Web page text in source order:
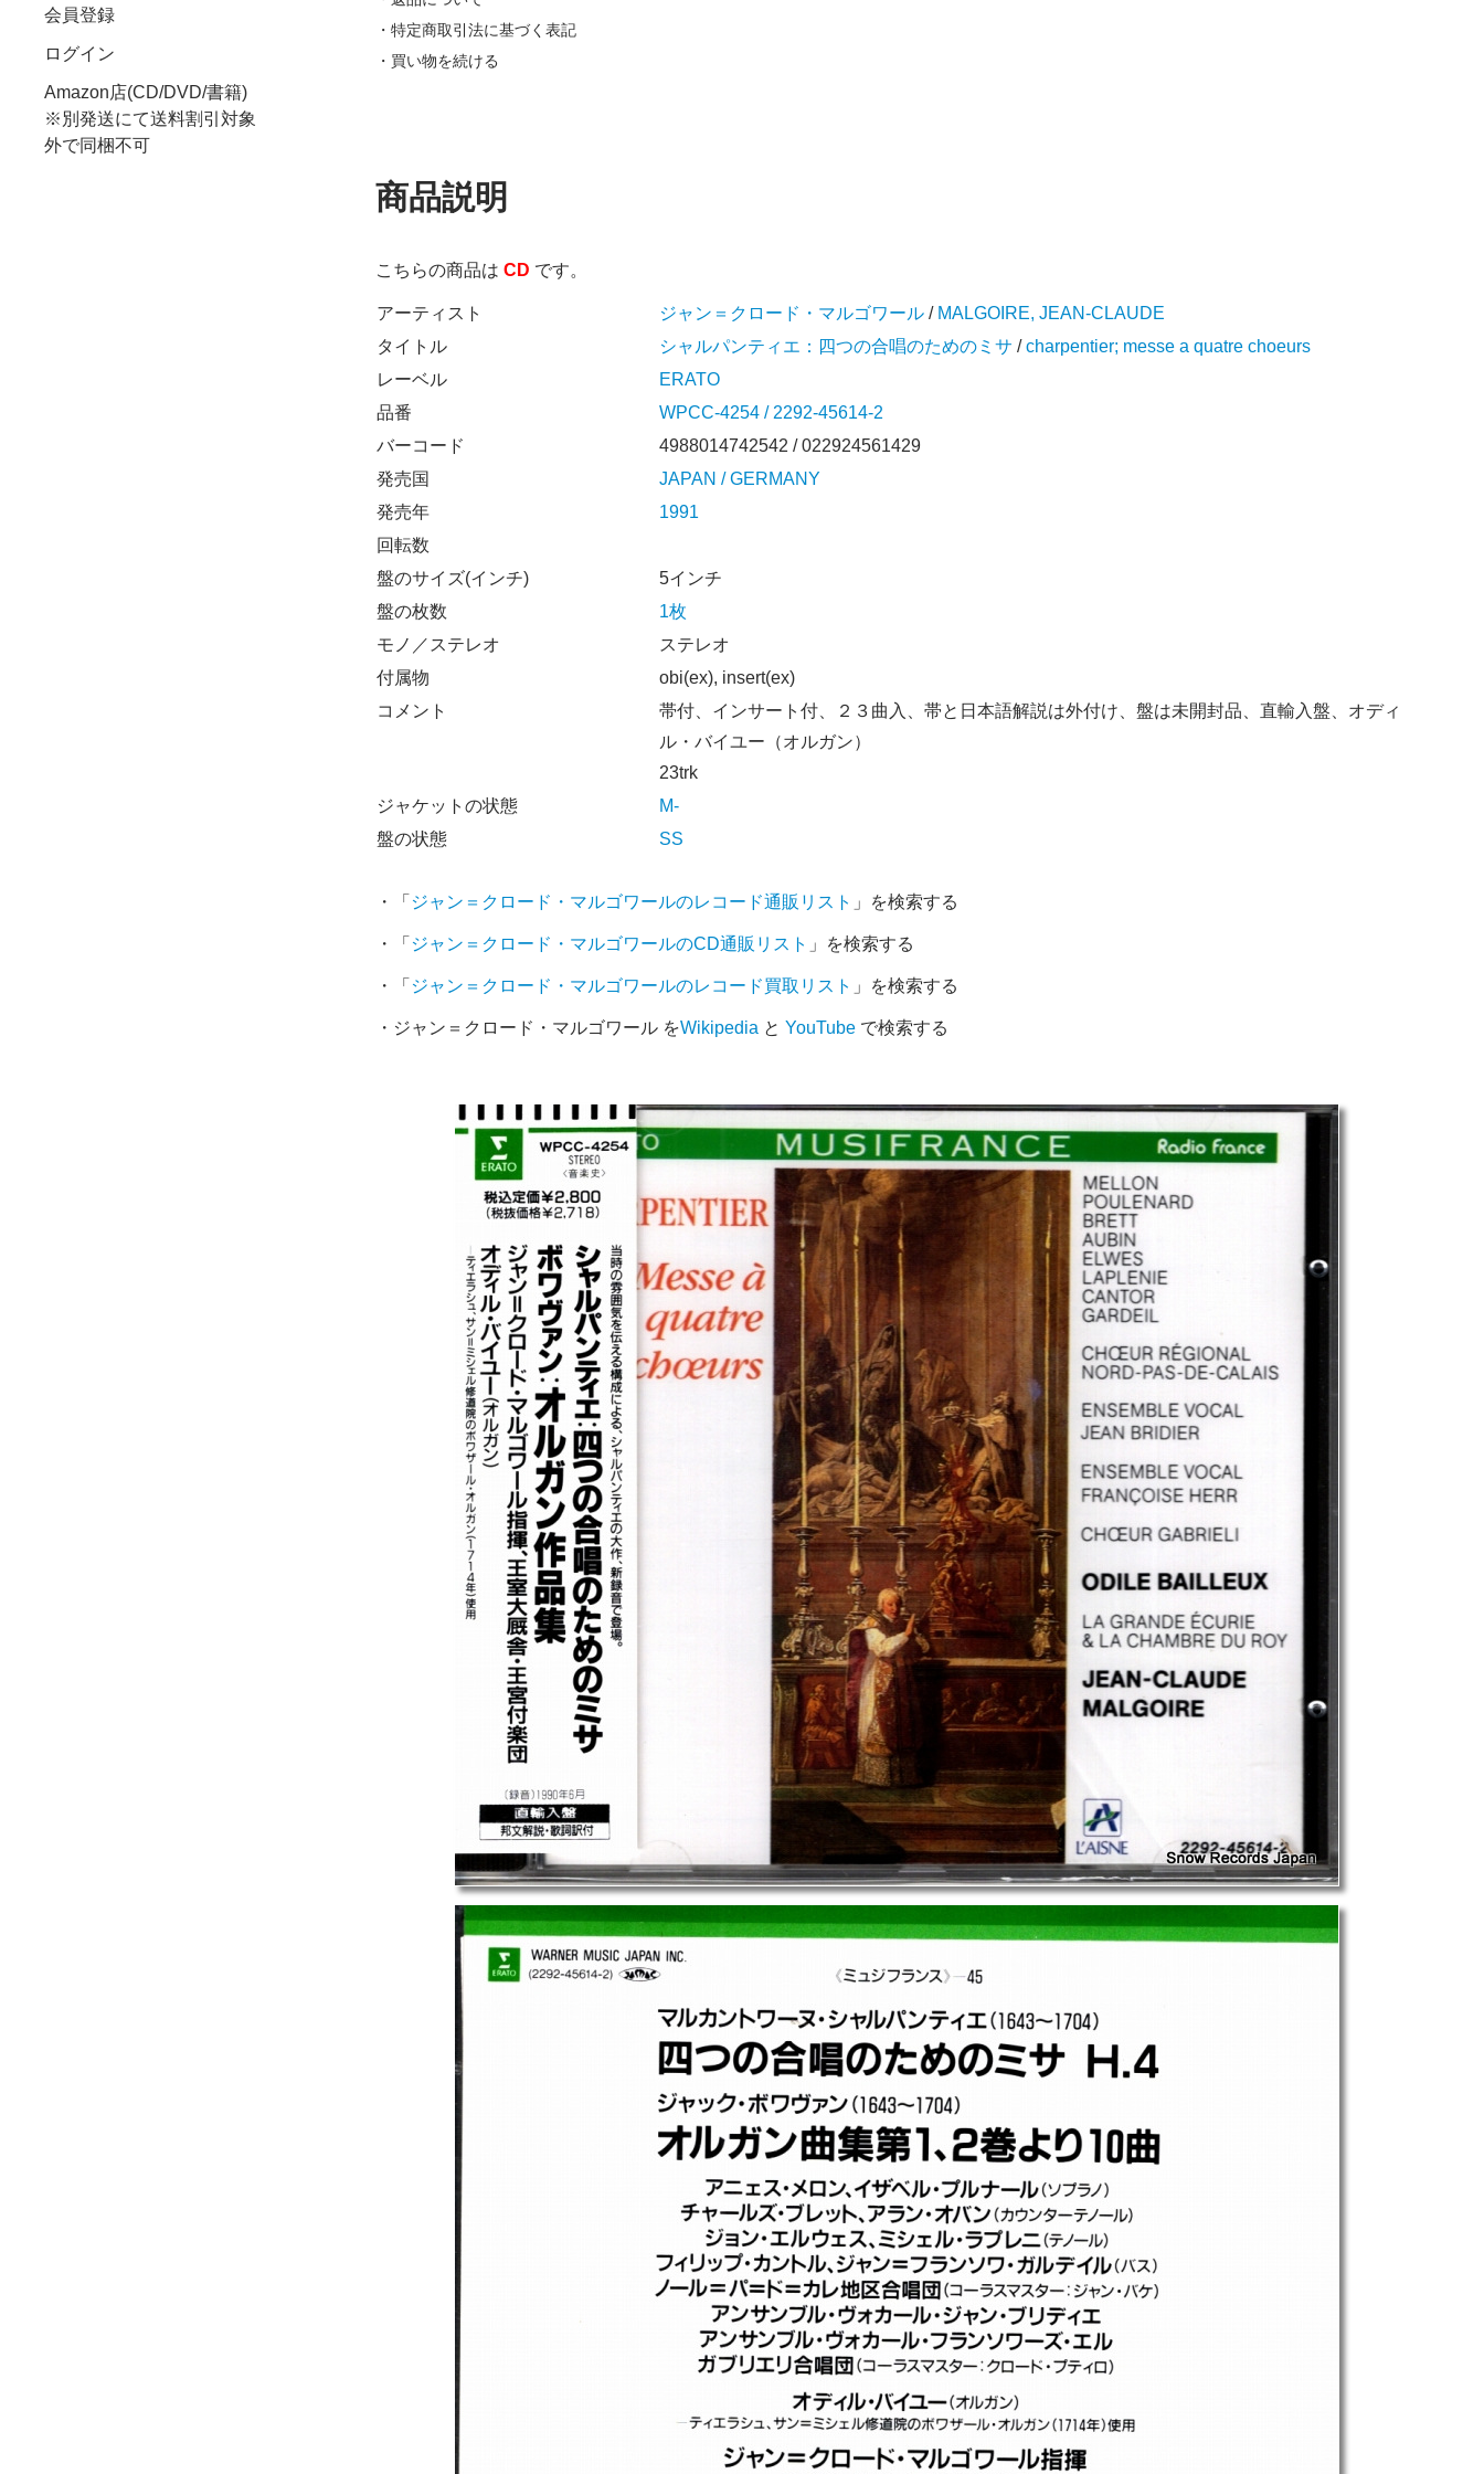
会員登録
ログイン
Amazon店(CD/DVD/書籍)
※別発送にて送料割引対象
外で同梱不可
・特定商取引法に基づく表記
・買い物を続ける
商品説明
こちらの商品は CD です。
アーティスト ジャン＝クロード・マルゴワール / MALGOIRE, JEAN-CLAUDE
タイトル
シャルパンティエ：四つの合唱のためのミサ /charpentier; messe a quatre choeurs
レーベル
ERATO
品番
WPCC-4254 / 2292-45614-2
バーコード
4988014742542 / 022924561429
発売国
JAPAN / GERMANY
発売年
1991
回転数
盤のサイズ(インチ)
5インチ
盤の枚数
1枚
モノ／ステレオ
ステレオ
付属物
obi(ex), insert(ex)
コメント
帯付、インサート付、２３曲入、帯と日本語解説は外付け、盤は未開封品、直輸入盤、オディ
ル・バイユー（オルガン）
23trk
ジャケットの状態
M-
盤の状態
SS
・「 ジャン＝クロード・マルゴワールのレコード通販リスト 」を検索する
・「 ジャン＝クロード・マルゴワールのCD通販リスト 」を検索する
・「 ジャン＝クロード・マルゴワールのレコード買取リスト 」を検索する
・ジャン＝クロード・マルゴワール をWikipedia と YouTube で検索する